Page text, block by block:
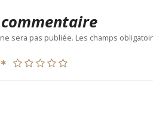
sera pas publiée. Les champs